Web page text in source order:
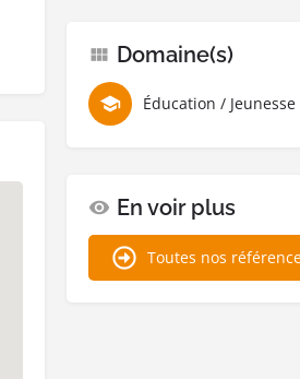
Domaine(s)
Éducation / Jeunesse
En voir plus
Toutes nos